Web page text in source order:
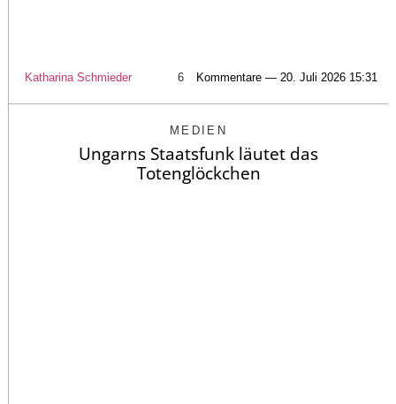
Katharina Schmieder 6 Kommentare — 20. Juli 2026 15:31
MEDIEN
Ungarns Staatsfunk läutet das
Totenglöckchen